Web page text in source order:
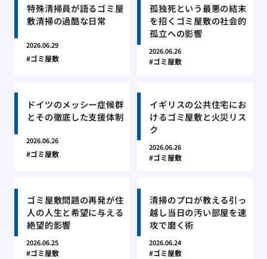
特殊清掃員が語るゴミ屋
敷清掃の過酷な日常
2026.06.29
ゴミ屋敷
孤独死という最悪の結末
を招くゴミ屋敷の社会的
孤立への影響
2026.06.26
ゴミ屋敷
ドイツのメッシー症候群
とその徹底した支援体制
2026.06.26
ゴミ屋敷
イギリスの公共住宅にお
けるゴミ屋敷と火災リス
ク
2026.06.26
ゴミ屋敷
ゴミ屋敷問題の再発が住
人の人生と希望に与える
絶望的影響
2026.06.25
ゴミ屋敷
清掃のプロが教える引っ
越し当日の汚い部屋を速
攻で磨く術
2026.06.24
ゴミ屋敷